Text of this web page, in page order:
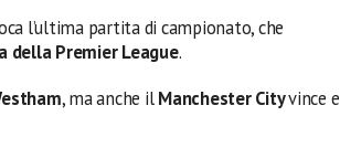
l’ultima partita di campionato, che
della Premier League.
, ma anche ilManchester Cityvince e